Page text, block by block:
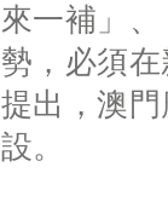
來一補」
勢，必須
提出，澳
設。